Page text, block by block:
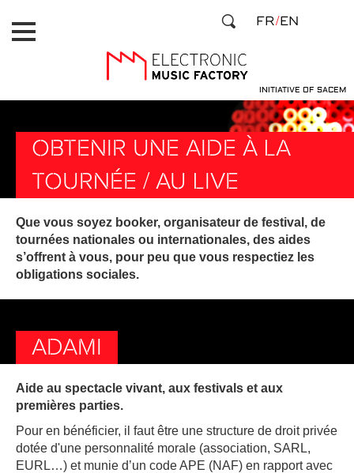
au
contenu
INITIATIVE OF SACEM
FR EN
OBTENIR UNE AIDE À LA
TOURNÉE / AU LIVE
Que vous soyez booker, organisateur de festival, de
tournées nationales ou internationales, des aides
s’offrent à vous, pour peu que vous respectiez les
obligations sociales.
ADAMI
Aide au spectacle vivant, aux festivals et aux
premières parties.
Pour en bénéficier, il faut être une structure de droit privée
dotée d'une personnalité morale (association, SARL,
EURL…) et munie d’un code APE (NAF) en rapport avec